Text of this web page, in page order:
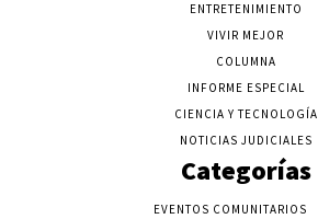
ENTRETENIMIENTO
VIVIR MEJOR
COLUMNA
INFORME ESPECIAL
CIENCIA Y TECNOLOGÍA
NOTICIAS JUDICIALES
Categorías
EVENTOS COMUNITARIOS